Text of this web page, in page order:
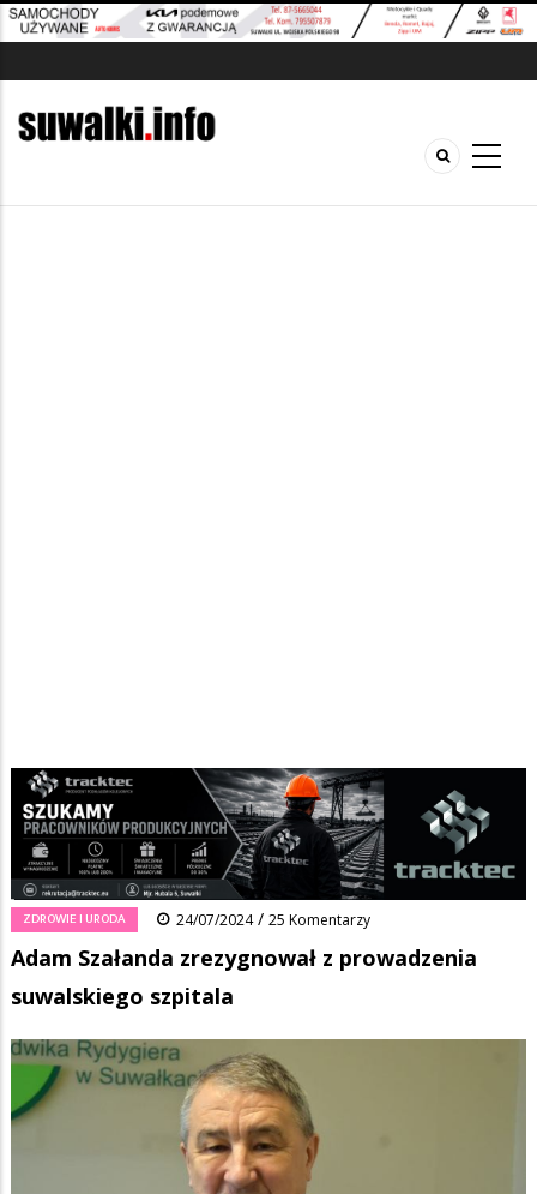
Ścieżka
nawigacyjna
Strona główna Wiadomości/Zdrowie i uroda/
Adam Szałanda zrezygnował z prowadzenia suwalskiego szpitala
FacebookPinterest Tumblr
0 Reddit Share
ZDROWIE I URODA 24/07/2024/ 25 Komentarzy
Adam Szałanda zrezygnował z prowadzenia
suwalskiego szpitala